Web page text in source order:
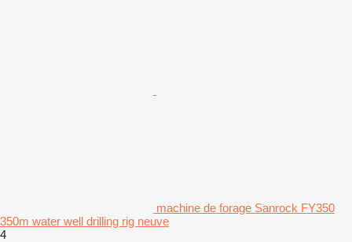
machine de forage Sanrock FY350
350m water well drilling rig neuve
4